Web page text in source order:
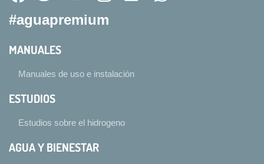
#aguapremium
MANUALES
Manuales de uso e instalación
ESTUDIOS
Estudios sobre el hidrogeno
AGUA Y BIENESTAR